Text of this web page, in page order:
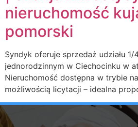
nieruchomość
pomorski
Syndyk oferuje sprzedaż udziału 1/
jednorodzinnym w Ciechocinku w
Nieruchomość dostępna w trybie
możliwością licytacji – idealna